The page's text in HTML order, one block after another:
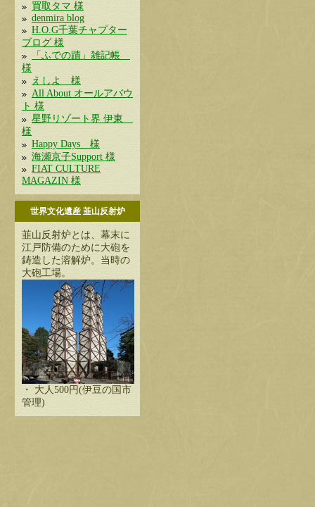
買取タマ 様
denmira blog
H.O.G千葉チャプター
ブログ 様
「ふでの蹟」雑記帳
様
えしよ 様
All About オールアバウ
ト 様
星野リゾート界 伊東
様
Happy Days 様
海瀬京子Support 様
FIAT CULTURE
MAGAZIN 様
世界文化遺産 韮山反射炉
韮山反射炉とは、幕末に
江戸防備のために大砲を
鋳造した溶解炉。当時の
大砲工場。
・ 大人500円(伊豆の国市
管理)